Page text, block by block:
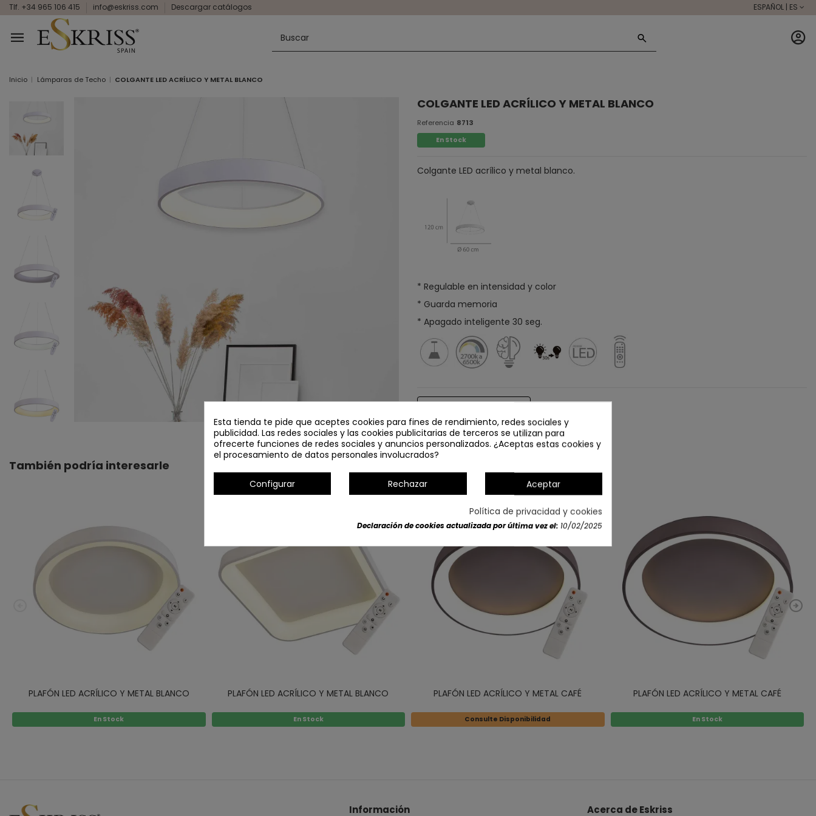
Tlf. +34 965 106 415 info@eskriss.com Descargar catálogos ESPAÑOL | ES
Inicio Lámparas de Techo COLGANTE LED ACRÍLICO Y METAL BLANCO
COLGANTE LED ACRÍLICO Y METAL BLANCO
Referencia 8713
En Stock
Colgante LED acrílico y metal blanco.
* Regulable en intensidad y color
* Guarda memoria
* Apagado inteligente 30 seg.
También podría interesarle
PLAFÓN LED ACRÍLICO Y METAL BLANCO
En Stock
PLAFÓN LED ACRÍLICO Y METAL BLANCO
En Stock
PLAFÓN LED ACRÍLICO Y METAL CAFÉ
Consulte Disponibilidad
PLAFÓN LED ACRÍLICO Y METAL CAFÉ
En Stock
Información Acerca de Eskriss
Esta tienda te pide que aceptes cookies para fines de rendimiento, redes sociales y
publicidad. Las redes sociales y las cookies publicitarias de terceros se utilizan para
ofrecerte funciones de redes sociales y anuncios personalizados. ¿Aceptas estas cookies y
el procesamiento de datos personales involucrados?
Configurar Rechazar Aceptar
Política de privacidad y cookies
Declaración de cookies actualizada por última vez el: 10/02/2025